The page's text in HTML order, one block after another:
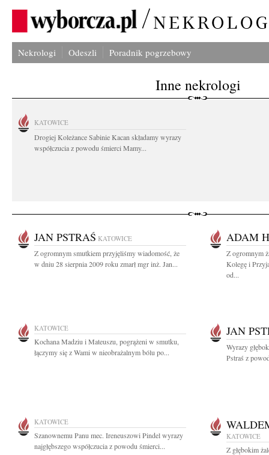
Nekrologi Odeszli Poradnik pogrzebowy
Inne nekrologi
KATOWICE
Drogiej Koleżance Sabinie Kacan składamy wyrazy
współczucia z powodu śmierci Mamy...
JAN PSTRAŚ KATOWICE
Z ogromnym smutkiem przyjęliśmy wiadomość, że
w dniu 28 sierpnia 2009 roku zmarł mgr inż. Jan...
ADAM
Z ogromnym
Kolegę i
od...
KATOWICE
Kochana Madziu i Mateuszu, pogrążeni w smutku,
łączymy się z Wami w nieobrażalnym bólu po...
JAN
Wyrazy
Pstraś z
KATOWICE
Szanownemu Panu mec. Ireneuszowi Pindel wyrazy
najgłębszego współczucia z powodu śmierci...
KATOWICE
Z głębokim